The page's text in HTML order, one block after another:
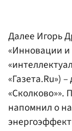
Далее Игорь
«Инновации и
«Газета.Ru»)
«Сколково»».
напомнил о